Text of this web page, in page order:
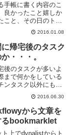
手帳に書く内容のこ
良かったこと嬉しか
こと、その日のトピ
始めたんですけどな
なんですよね。今書
たこと・嬉しかった
ことを...
2016.01.08
帰宅後のタスク
・・・。
後のタスクが多いよ
まで何かをしている
ンタスク以外にも何
余裕もなくて。この
！今のルーチンタス
帰宅後に実施する必
を見極...
2016.06.30
から文章を
るbookmarklet
上でdynalistからト